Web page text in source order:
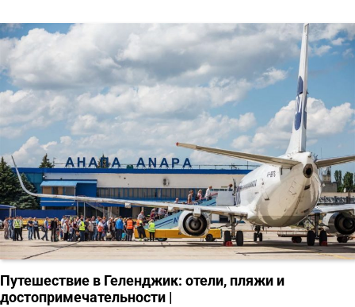
Путешествие в Геленджик: отели, пляжи и
достопримечательности |